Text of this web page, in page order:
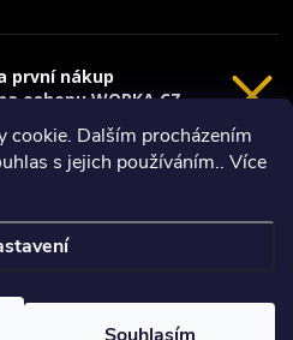
cookie. Dalším procházením
s jejich používáním.. Více
Shoptet
první nákup
eshopu WORKA.CZ
na nákup je Vaše.
policy